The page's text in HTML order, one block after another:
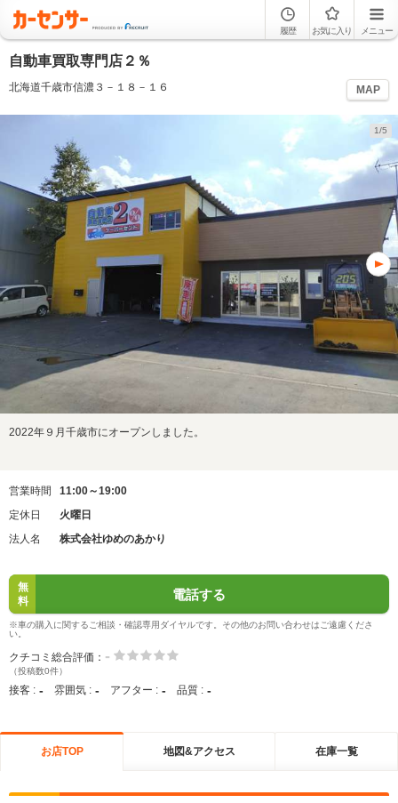
履歴 お気に入り メニュー
自動車買取専門店２％
北海道千歳市信濃３－１８－１６ MAP
1/5
2022年９月千歳市にオープンしました。
営業時間
11:00～19:00
定休日
火曜日
法人名
株式会社ゆめのあかり
無
料
電話する
※車の購入に関するご相談・確認専用ダイヤルです。その他のお問い合わせはご遠慮くださ
い。
クチコミ総合評価： -
（投稿数0件）
接客 : - 雰囲気 : - アフター : - 品質 : -
お店TOP 地図&アクセス 在庫一覧